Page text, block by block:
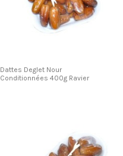
Dattes Deglet Nour
Conditionnées 400g Ravier